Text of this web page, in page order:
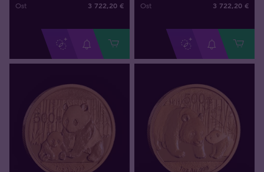
Ost 3 722,20 € Ost 3 722,20 €